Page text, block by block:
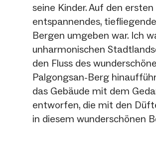
seine Kinder. Auf den
entspannendes,
Bergen umgeben war. Ich
unharmonischen
den Fluss des
Palgongsan-Berg
das Gebäude mit dem
entworfen, die mit den
in diesem wunderschönen